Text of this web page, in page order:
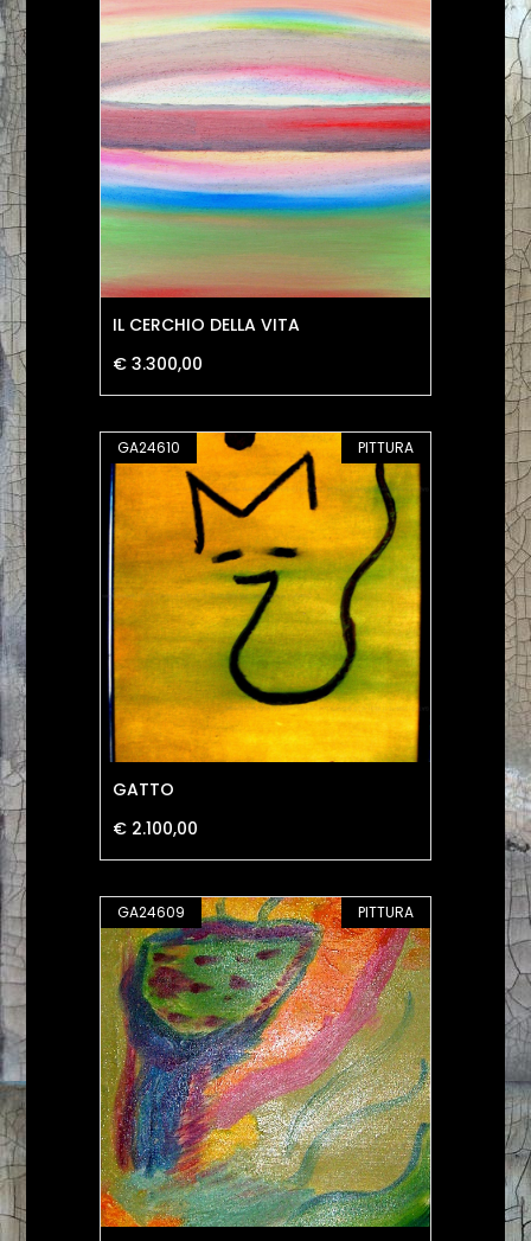
IL CERCHIO DELLA VITA
€ 3.300,00
GA24610 PITTURA
GATTO
€ 2.100,00
GA24609 PITTURA